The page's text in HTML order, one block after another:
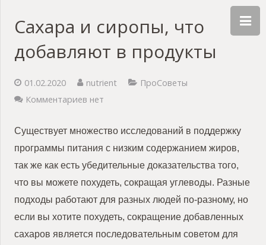
Сахара и сиропы, что
добавляют в продукты
01.02.2020 nutrient
ПроСоветы
Комментариев нет
Существует множество исследований в поддержку
программы питания с низким содержанием жиров,
так же как есть убедительные доказательства того,
что вы можете похудеть, сокращая углеводы. Разные
подходы работают для разных людей по-разному, но
если вы хотите похудеть, сокращение добавленных
сахаров является последовательным советом для